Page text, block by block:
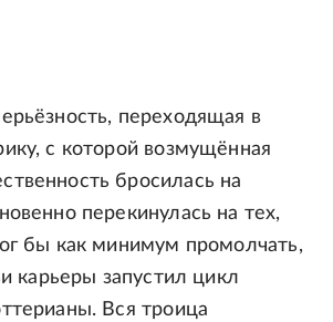
переходящая в
с которой возмущённая
бросилась на
перекинулась на тех,
бы как минимум промолчать,
карьеры запустил цикл
Вся троица